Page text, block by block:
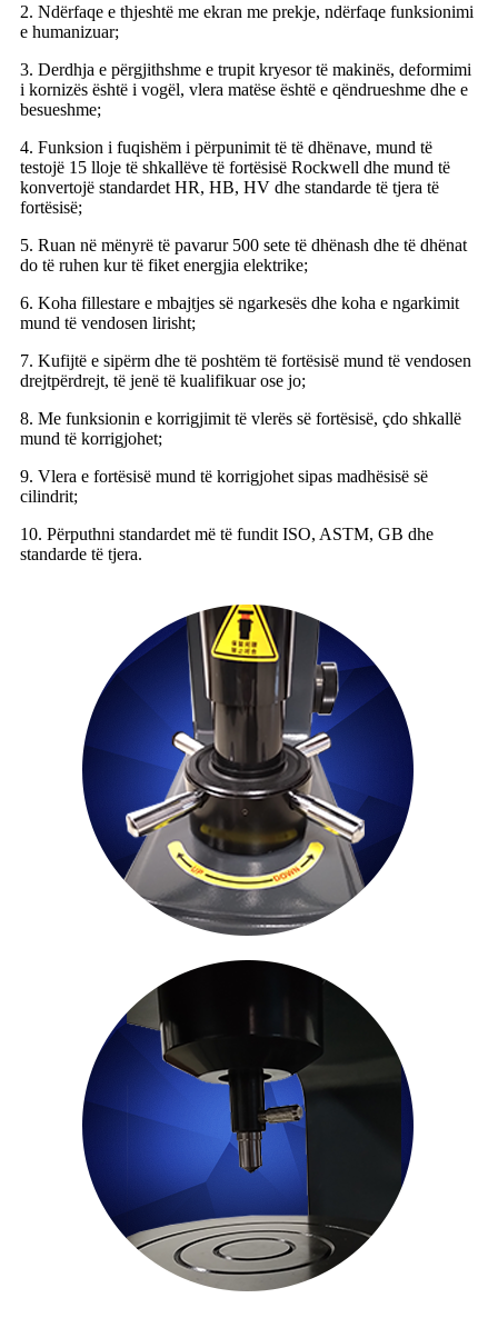
2. Ndërfaqe e thjeshtë me ekran me prekje, ndërfaqe funksionimi
e humanizuar;
3. Derdhja e përgjithshme e trupit kryesor të makinës, deformimi
i kornizës është i vogël, vlera matëse është e qëndrueshme dhe e
besueshme;
4. Funksion i fuqishëm i përpunimit të të dhënave, mund të
testojë 15 lloje të shkallëve të fortësisë Rockwell dhe mund të
konvertojë standardet HR, HB, HV dhe standarde të tjera të
fortësisë;
5. Ruan në mënyrë të pavarur 500 sete të dhënash dhe të dhënat
do të ruhen kur të fiket energjia elektrike;
6. Koha fillestare e mbajtjes së ngarkesës dhe koha e ngarkimit
mund të vendosen lirisht;
7. Kufijtë e sipërm dhe të poshtëm të fortësisë mund të vendosen
drejtpërdrejt, të jenë të kualifikuar ose jo;
8. Me funksionin e korrigjimit të vlerës së fortësisë, çdo shkallë
mund të korrigjohet;
9. Vlera e fortësisë mund të korrigjohet sipas madhësisë së
cilindrit;
10. Përputhni standardet më të fundit ISO, ASTM, GB dhe
standarde të tjera.